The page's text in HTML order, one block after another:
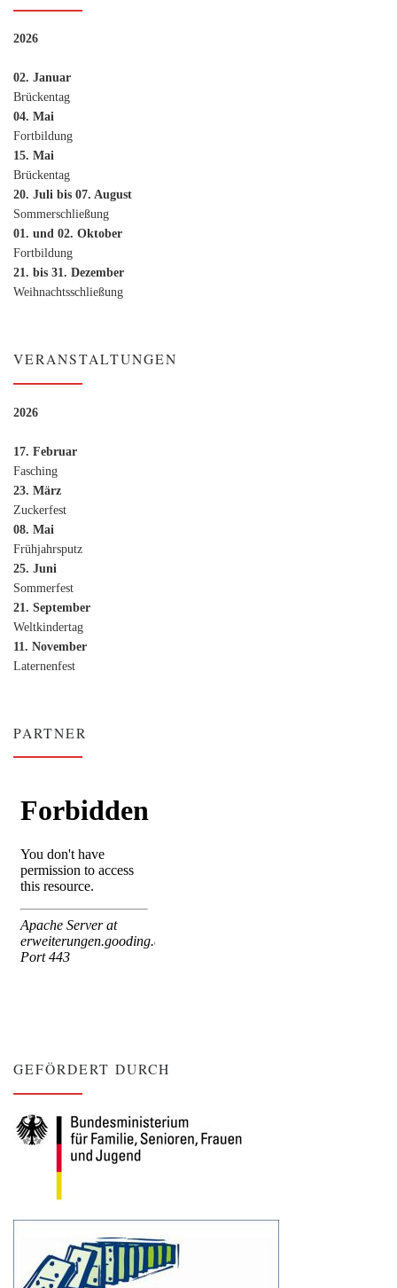
2026
02. Januar
Brückentag
04. Mai
Fortbildung
15. Mai
Brückentag
20. Juli bis 07. August
Sommerschließung
01. und 02. Oktober
Fortbildung
21. bis 31. Dezember
Weihnachtsschließung
VERANSTALTUNGEN
2026
17. Februar
Fasching
23. März
Zuckerfest
08. Mai
Frühjahrsputz
25. Juni
Sommerfest
21. September
Weltkindertag
11. November
Laternenfest
PARTNER
GEFÖRDERT DURCH